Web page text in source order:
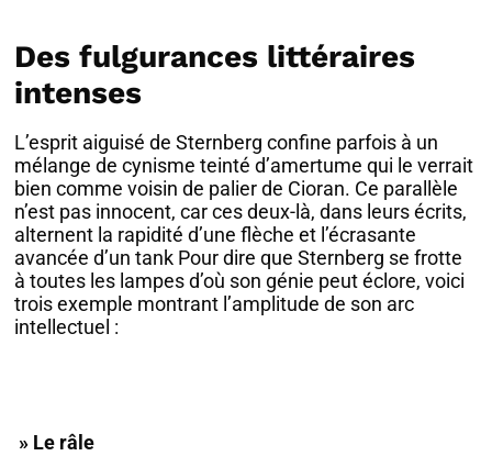
Des fulgurances littéraires
intenses
L’esprit aiguisé de Sternberg confine parfois à un
mélange de cynisme teinté d’amertume qui le verrait
bien comme voisin de palier de Cioran. Ce parallèle
n’est pas innocent, car ces deux-là, dans leurs écrits,
alternent la rapidité d’une flèche et l’écrasante
avancée d’un tank Pour dire que Sternberg se frotte
à toutes les lampes d’où son génie peut éclore, voici
trois exemple montrant l’amplitude de son arc
intellectuel :
» Le râle